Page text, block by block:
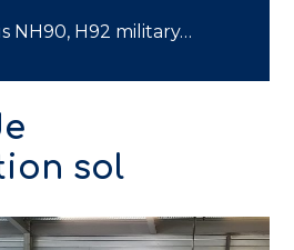
NH90, H92 military…
sol